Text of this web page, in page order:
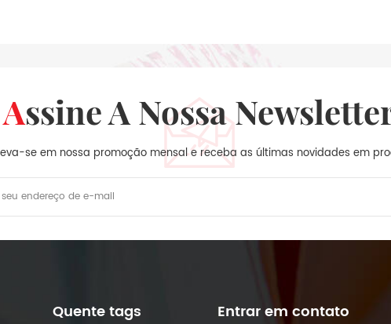
Assine A Nossa
se em nossa promoção mensal e receba as últimas novidades em
Quente tags Entrar em contato